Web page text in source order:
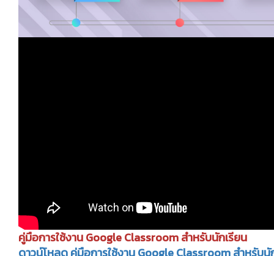
คู่มือการใช้งาน Google Classroom สำหรับนักเรียน
ดาวน์โหลด คู่มือการใช้งาน Google Classroom สำหรับนั